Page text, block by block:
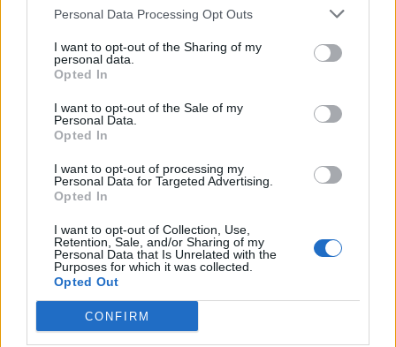
Personal Data Processing Opt Outs
I want to opt-out of the Sharing of my
personal data.
Opted In
I want to opt-out of the Sale of my
Personal Data.
Opted In
I want to opt-out of processing my
Personal Data for Targeted Advertising.
Opted In
I want to opt-out of Collection, Use,
Retention, Sale, and/or Sharing of my
Personal Data that Is Unrelated with the
Purposes for which it was collected.
Opted Out
CONFIRM
Πάνω από 100 μωρά έχουν
γεννηθεί μέσω εξωσωματικής, με
την υποστήριξη της Be-Live
27 Φεβρουαρίου 2026
Μεταπροπονητική πείνα: Ο λόγος
πάντα μετά την άσκηση
27 Φεβρουαρίου 2026
Ωρίων – Σπάνια νοσήματα
συνδέονται με μνημεία που
διαμόρφωσαν την ιστορία και το
πνεύμα της χώρας μας
27 Φεβρουαρίου 2026